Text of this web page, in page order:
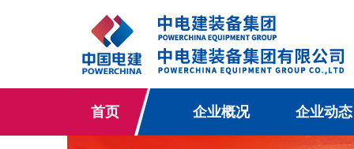
首页 企业概况 企业动态